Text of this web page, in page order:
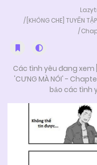
[KHÔNG CHE] TUYỂN
Các tình yêu đang xem
'CƯNG MÀ NÓI' -
bảo các tình